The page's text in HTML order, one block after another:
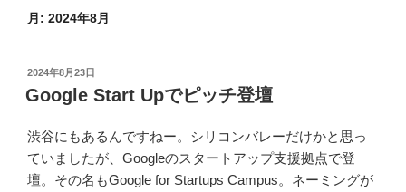
月: 2024年8月
投
稿
日:
2024年8月23日
Google Start Upでピッチ登壇
渋谷にもあるんですねー。シリコンバレーだけかと思っ
ていましたが、Googleのスタートアップ支援拠点で登
壇。その名もGoogle for Startups Campus。ネーミングが